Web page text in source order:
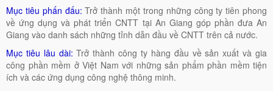
Mục tiêu phấn đấu:Trở thành một trong những công ty tiên phong
về ứng dụng và phát triển CNTT tại An Giang góp phần đưa An
Giang vào danh sách những tỉnh dẫn đầu về CNTT trên cả nước.
Mục tiêu lâu dài: Trở thành công ty hàng đầu về sản xuất và gia
công phần mềm ở Việt Nam với những sản phẩm phần mềm tiện
ích và các ứng dụng công nghệ thông minh.